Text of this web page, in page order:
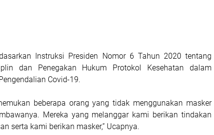
Instruksi Presiden Nomor 6 Tahun 2020 tentang
dan Penegakan Hukum Protokol Kesehatan dalam
Covid-19.
beberapa orang yang tidak menggunakan masker
Mereka yang melanggar kami berikan tindakan
serta kami berikan masker,” Ucapnya.